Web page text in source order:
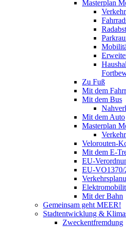
Masterplan
Zu Fuß
Mit dem
Mit dem Bus
Mit dem Auto
Masterplan
Velorouten-
Mit dem E-
EU-
EU-VO1370/
Mit der Bahn
Gemeinsam geht MEER!
Stadtentwicklung &
Zweckentfremdung